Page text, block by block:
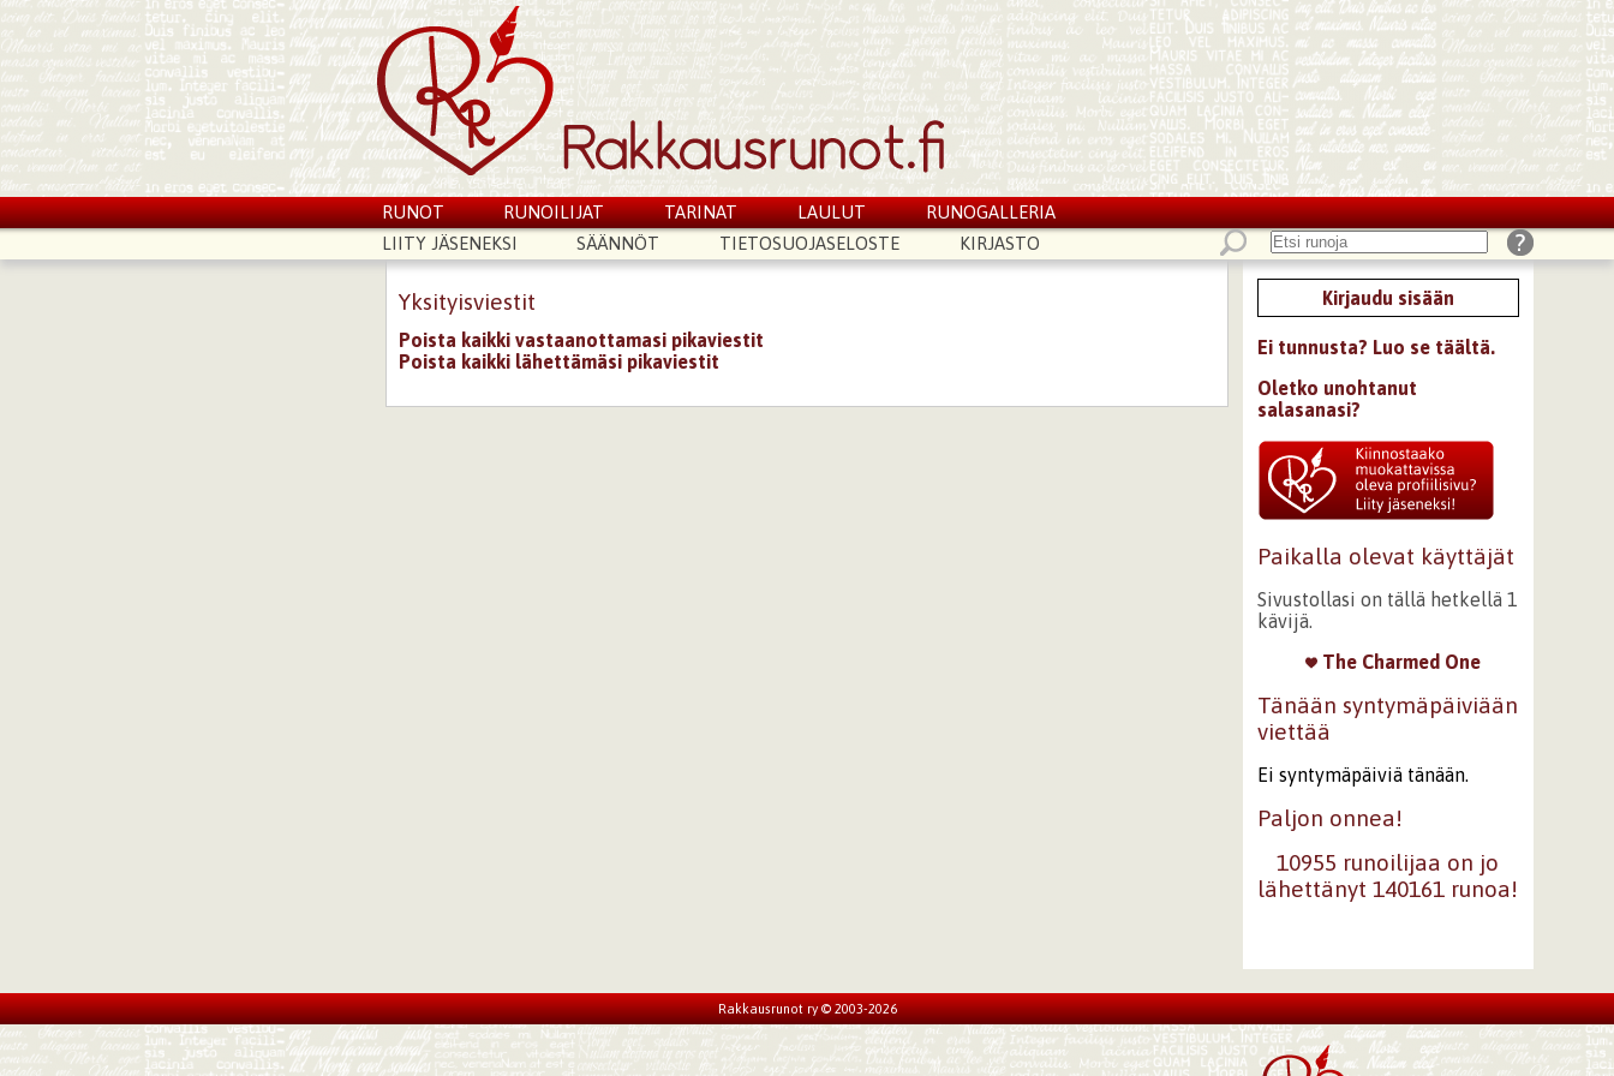
RUNOT RUNOILIJAT TARINAT LAULUT
RUNOGALLERIA
LIITY JÄSENEKSI
SÄÄNNÖT TIETOSUOJASELOSTE KIRJASTO
Yksityisviestit
Poista kaikki vastaanottamasi pikaviestit
Poista kaikki lähettämäsi pikaviestit
Kirjaudu sisään
Ei tunnusta? Luo se täältä.
Oletko unohtanut
salasanasi?
Paikalla olevat käyttäjät
Sivustollasi on tällä hetkellä 1
kävijä.
The Charmed One
Tänään syntymäpäiviään
viettää
Ei syntymäpäiviä tänään.
Paljon onnea!
10955 runoilijaa on jo
lähettänyt 140161 runoa!
Rakkausrunot ry © 2003-2026